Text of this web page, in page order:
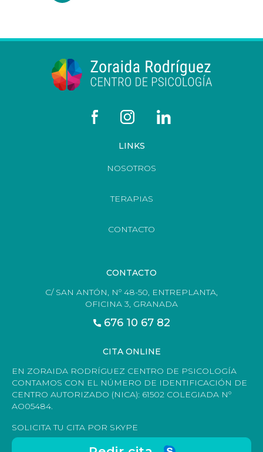
LINKS
NOSOTROS
TERAPIAS
CONTACTO
CONTACTO
C/ SAN ANTÓN, Nº 48-50, ENTREPLANTA,
OFICINA 3, GRANADA
676 10 67 82
CITA ONLINE
EN ZORAIDA RODRÍGUEZ CENTRO DE PSICOLOGÍA
CONTAMOS CON EL NÚMERO DE IDENTIFICACIÓN DE
CENTRO AUTORIZADO (NICA): 61502 COLEGIADA Nº
AO05484.
SOLICITA TU CITA POR SKYPE